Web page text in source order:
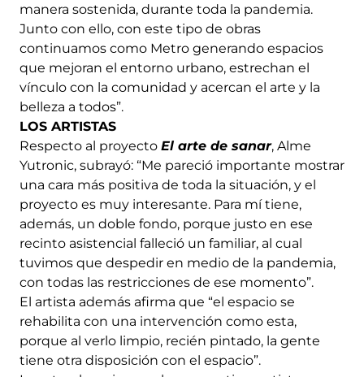
manera sostenida, durante toda la pandemia.
Junto con ello, con este tipo de obras
continuamos como Metro generando espacios
que mejoran el entorno urbano, estrechan el
vínculo con la comunidad y acercan el arte y la
belleza a todos”.
LOS ARTISTAS
Respecto al proyecto El arte de sanar, Alme
Yutronic, subrayó: “Me pareció importante mostrar
una cara más positiva de toda la situación, y el
proyecto es muy interesante. Para mí tiene,
además, un doble fondo, porque justo en ese
recinto asistencial falleció un familiar, al cual
tuvimos que despedir en medio de la pandemia,
con todas las restricciones de ese momento”.
El artista además afirma que “el espacio se
rehabilita con una intervención como esta,
porque al verlo limpio, recién pintado, la gente
tiene otra disposición con el espacio”.